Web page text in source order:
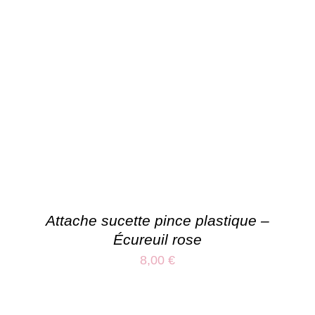
Attache sucette pince plastique –
Écureuil rose
8,00 €